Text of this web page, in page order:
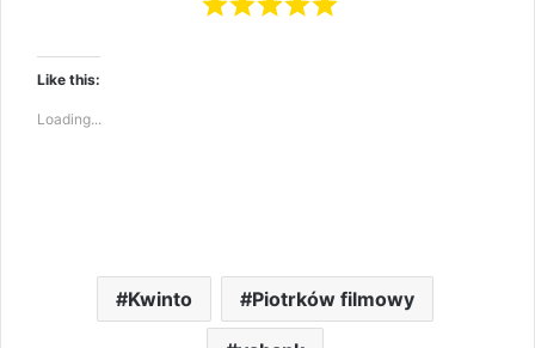
Like this:
Loading...
Kwinto Piotrków filmowy